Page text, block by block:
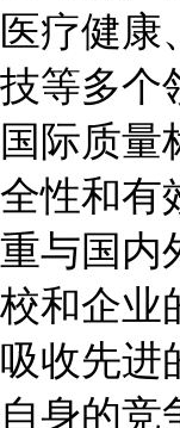
医疗健康
技等多个
国际质量
全性和有
重与国内
校和企业
吸收先进
自身的竞